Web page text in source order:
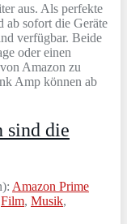
aus. Als perfekte
ab sofort die Geräte
verfügbar. Beide
oder einen
Amazon zu
Amp können ab
sind die
Amazon Prime
Film, Musik,